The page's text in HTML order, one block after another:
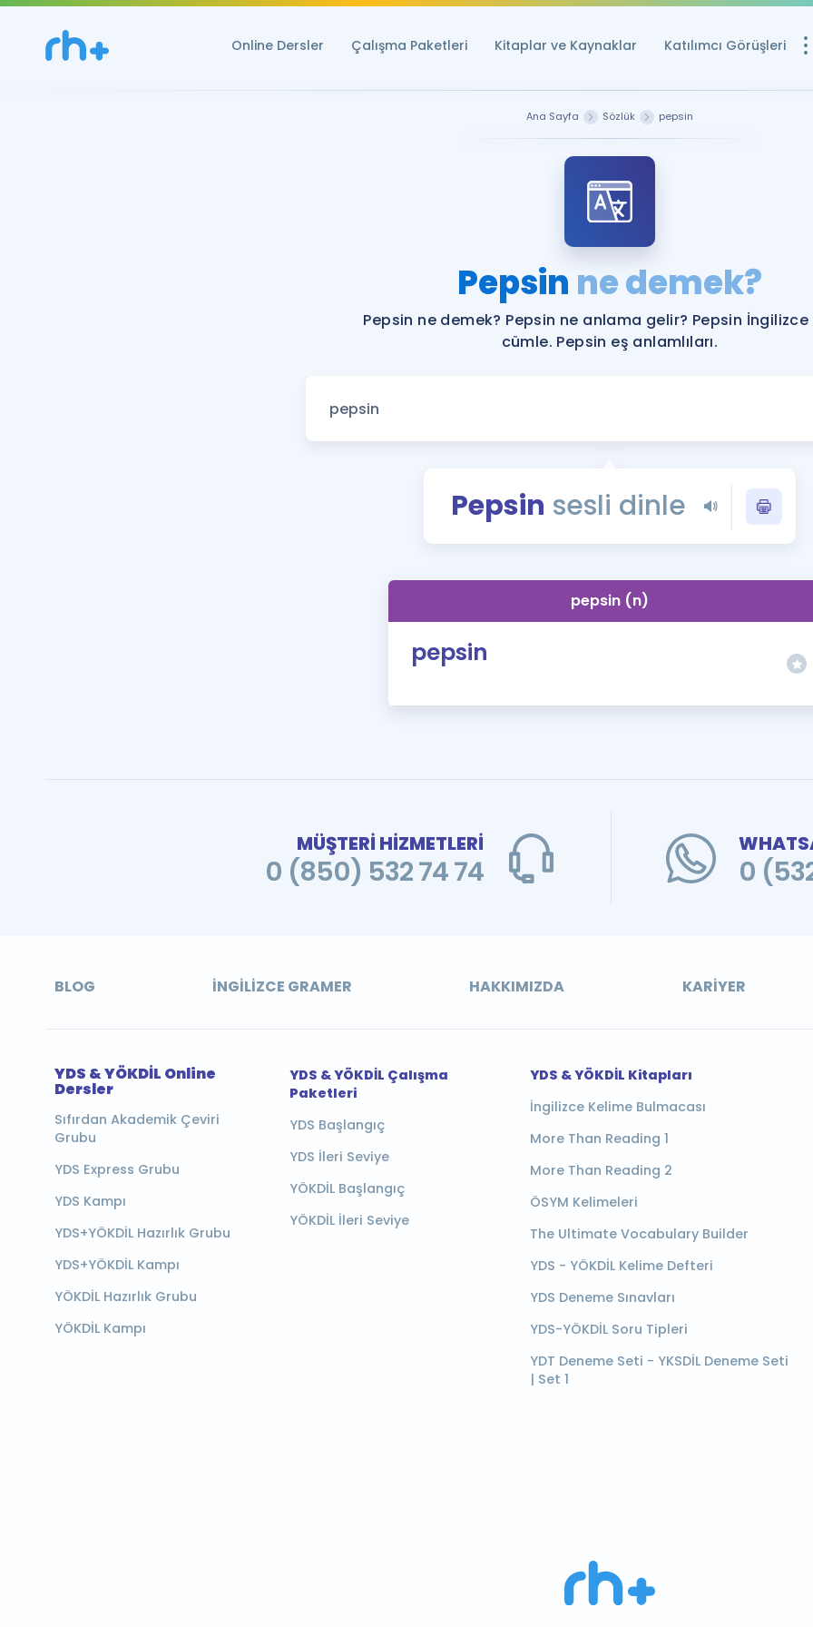
Online Dersler Çalışma Paketleri Kitaplar ve Kaynaklar Katılımcı Görüşleri
YDS ve YÖKDİL
Rehberlik Aracı
YDS ve YÖKDİL'e
Tüm ÖSYM
YDS - YÖKDİL
İngilizce Gramer
Ana Sayfa Sözlük pepsin
Pepsin ne demek?
Pepsin ne demek? Pepsin ne anlama gelir? Pepsin
cümle. Pepsin eş anlamlıları.
Pepsin sesli dinle
pepsin (n)
pepsin
MÜŞTERİ HİZMETLERİ
0 (850) 532 74 74 0
BLOG İNGILIZCE GRAMER HAKKIMIZDA KARIYER
YDS & YÖKDİL Online
Dersler
Sıfırdan Akademik Çeviri
Grubu
YDS Express Grubu
YDS Kampı
YDS+YÖKDİL Hazırlık Grubu
YDS+YÖKDİL Kampı
YÖKDİL Hazırlık Grubu
YÖKDİL Kampı
YDS & YÖKDİL Çalışma
Paketleri
YDS Başlangıç
YDS İleri Seviye
YÖKDİL Başlangıç
YÖKDİL İleri Seviye
YDS & YÖKDİL Kitapları
İngilizce Kelime Bulmacası
More Than Reading 1
More Than Reading 2
ÖSYM Kelimeleri
The Ultimate Vocabulary Builder
YDS - YÖKDİL Kelime Defteri
YDS Deneme Sınavları
YDS-YÖKDİL Soru Tipleri
YDT Deneme Seti - YKSDİL Deneme Seti
| Set 1